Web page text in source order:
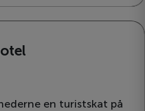
en turistskat på